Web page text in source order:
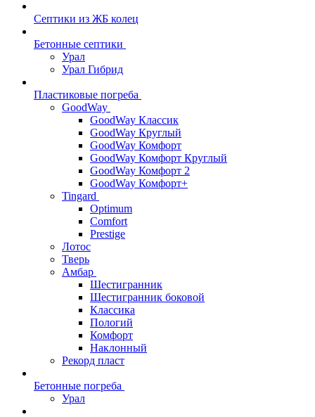
Септики из ЖБ колец
Бетонные септики
Урал
Урал Гибрид
Пластиковые погреба
GoodWay
GoodWay Классик
GoodWay Круглый
GoodWay Комфорт
GoodWay Комфорт Круглый
GoodWay Комфорт 2
GoodWay Комфорт+
Tingard
Optimum
Comfort
Prestige
Лотос
Тверь
Амбар
Шестигранник
Шестигранник боковой
Классика
Пологий
Комфорт
Наклонный
Рекорд пласт
Бетонные погреба
Урал